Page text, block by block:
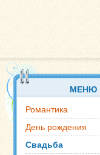
МЕНЮ
Романтика
День рождения
Свадьба